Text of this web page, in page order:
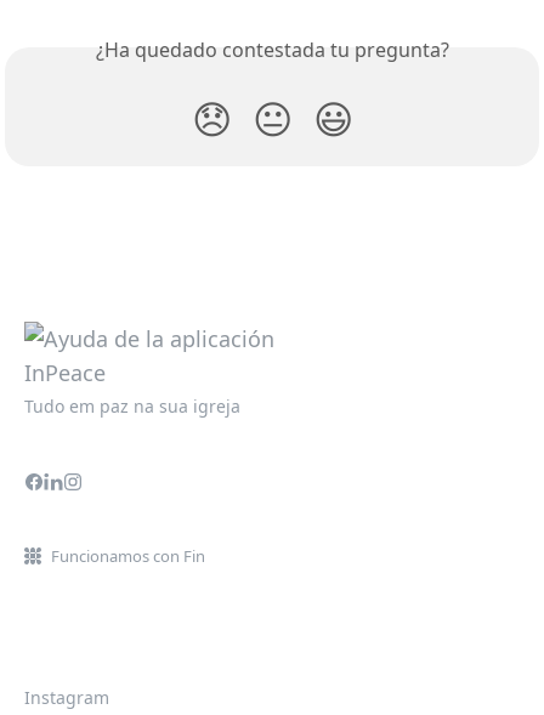
¿Ha quedado contestada tu pregunta?
😞 😐 😃
Tudo em paz na sua igreja
Funcionamos con Fin
Instagram